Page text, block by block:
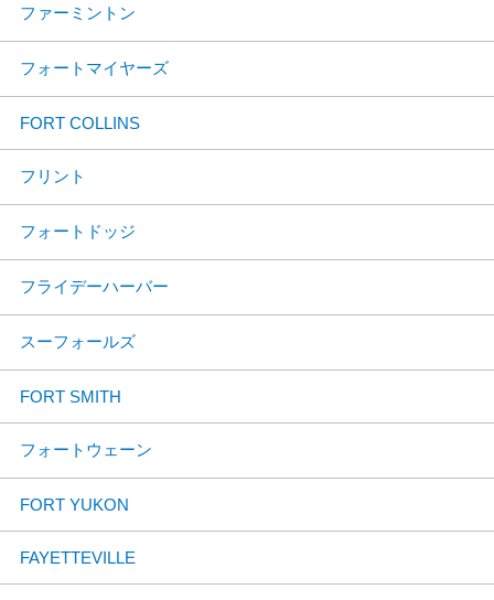
ファーミントン
フォートマイヤーズ
FORT COLLINS
フリント
フォートドッジ
フライデーハーバー
スーフォールズ
FORT SMITH
フォートウェーン
FORT YUKON
FAYETTEVILLE